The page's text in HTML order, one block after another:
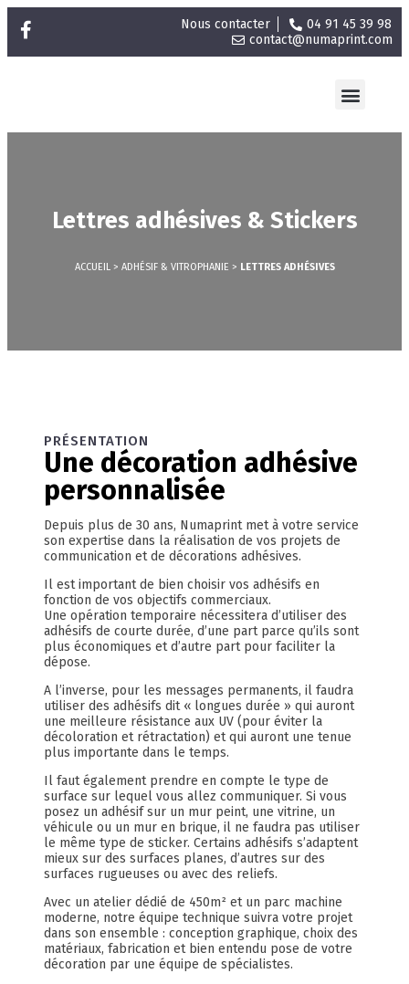
Nous contacter
04 91 45 39 98
contact@numaprint.com
Lettres adhésives & Stickers
ACCUEIL> ADHÉSIF & VITROPHANIE > LETTRES ADHÉSIVES
PRÉSENTATION
Une décoration adhésive
personnalisée
Depuis plus de 30 ans, Numaprint met à votre service
son expertise dans la réalisation de vos projets de
communication et de décorations adhésives.
Il est important de bien choisir vos adhésifs en
fonction de vos objectifs commerciaux.
Une opération temporaire nécessitera d’utiliser des
adhésifs de courte durée, d’une part parce qu’ils sont
plus économiques et d’autre part pour faciliter la
dépose.
A l’inverse, pour les messages permanents, il faudra
utiliser des adhésifs dit « longues durée » qui auront
une meilleure résistance aux UV (pour éviter la
décoloration et rétractation) et qui auront une tenue
plus importante dans le temps.
Il faut également prendre en compte le type de
surface sur lequel vous allez communiquer. Si vous
posez un adhésif sur un mur peint, une vitrine, un
véhicule ou un mur en brique, il ne faudra pas utiliser
le même type de sticker. Certains adhésifs s’adaptent
mieux sur des surfaces planes, d’autres sur des
surfaces rugueuses ou avec des reliefs.
Avec un atelier dédié de 450m² et un parc machine
moderne, notre équipe technique suivra votre projet
dans son ensemble : conception graphique, choix des
matériaux, fabrication et bien entendu pose de votre
décoration par une équipe de spécialistes.